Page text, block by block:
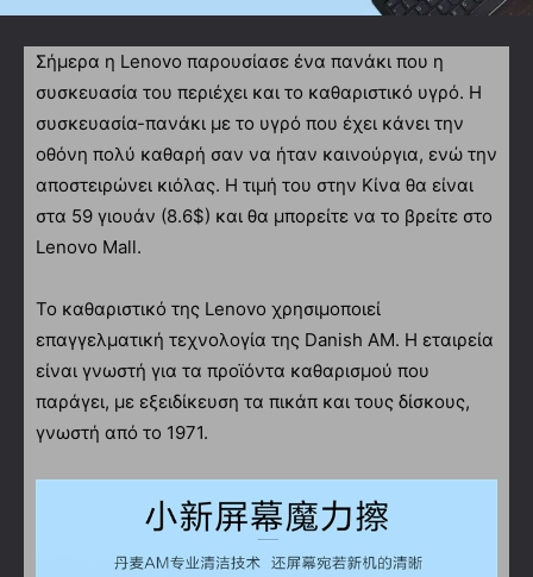
Σήμερα η Lenovo παρουσίασε ένα πανάκι που η
συσκευασία του περιέχει και το καθαριστικό υγρό. Η
συσκευασία-πανάκι με το υγρό που έχει κάνει την
οθόνη πολύ καθαρή σαν να ήταν καινούργια, ενώ την
αποστειρώνει κιόλας. Η τιμή του στην Κίνα θα είναι
στα 59 γιουάν (8.6$) και θα μπορείτε να το βρείτε στο
Lenovo Mall.
Το καθαριστικό της Lenovo χρησιμοποιεί
επαγγελματική τεχνολογία της Danish AM. Η εταιρεία
είναι γνωστή για τα προϊόντα καθαρισμού που
παράγει, με εξειδίκευση τα πικάπ και τους δίσκους,
γνωστή από το 1971.